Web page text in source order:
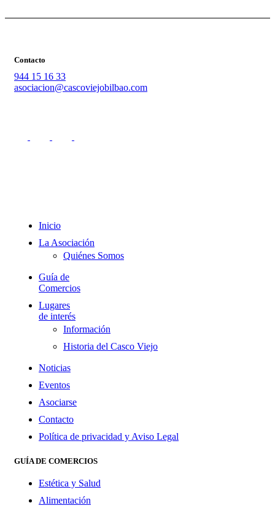
Contacto
944 15 16 33
asociacion@cascoviejobilbao.com
Inicio
La Asociación
Quiénes Somos
Guía de
Comercios
Lugares
de interés
Información
Historia del Casco Viejo
Noticias
Eventos
Asociarse
Contacto
Política de privacidad y Aviso Legal
GUÍA DE COMERCIOS
Estética y Salud
Alimentación